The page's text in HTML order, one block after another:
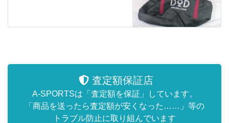
査定額保証店
A-SPORTSは「査定額を保証」しています。
「商品を送ったら査定額が安くなった……」等の
トラブル防止に取り組んでいます